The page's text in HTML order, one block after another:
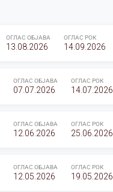
ОГЛАС ОБЈАВА
13.08.2026
ОГЛАС РОК
14.09.2026
ОГЛАС ОБЈАВА
07.07.2026
ОГЛАС РОК
14.07.2026
ОГЛАС ОБЈАВА
12.06.2026
ОГЛАС РОК
25.06.2026
ОГЛАС ОБЈАВА
12.05.2026
ОГЛАС РОК
19.05.2026